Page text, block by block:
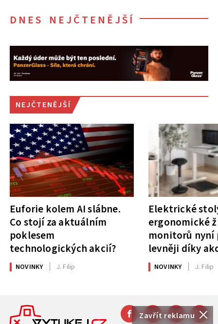
Zavřít reklamu
DNES NEJČTENĚJŠÍ
NEJČTENĚJŠÍ
Euforie kolem AI slábne.
Co stojí za aktuálním
poklesem
technologických akcií?
NOVINKY J. Filip
Elektrické
ergonomické
monitorů
levněji díky
NOVINKY J. Filip